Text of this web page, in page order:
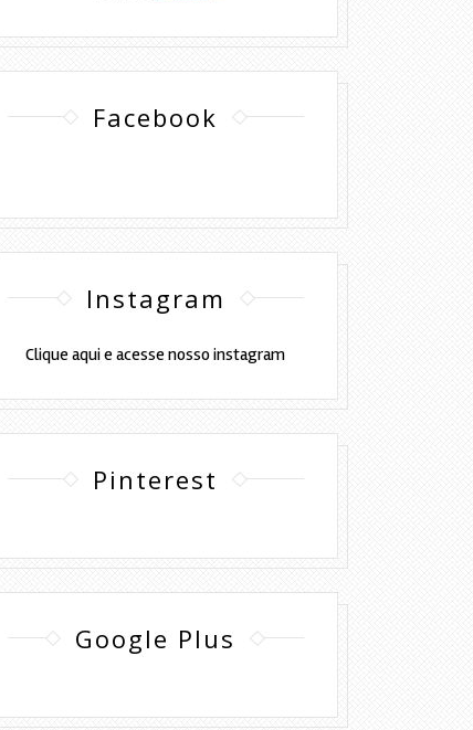
Facebook
Instagram
Clique aqui e acesse nosso instagram
Pinterest
Google Plus